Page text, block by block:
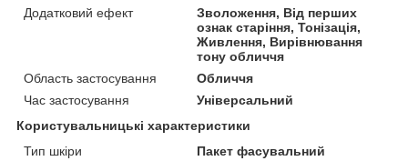
Додатковий ефект
Зволоження, Від перших
ознак старіння, Тонізація,
Живлення, Вирівнювання
тону обличчя
Область застосування
Обличчя
Час застосування
Універсальний
Користувальницькі характеристики
Тип шкіри
Пакет фасувальний